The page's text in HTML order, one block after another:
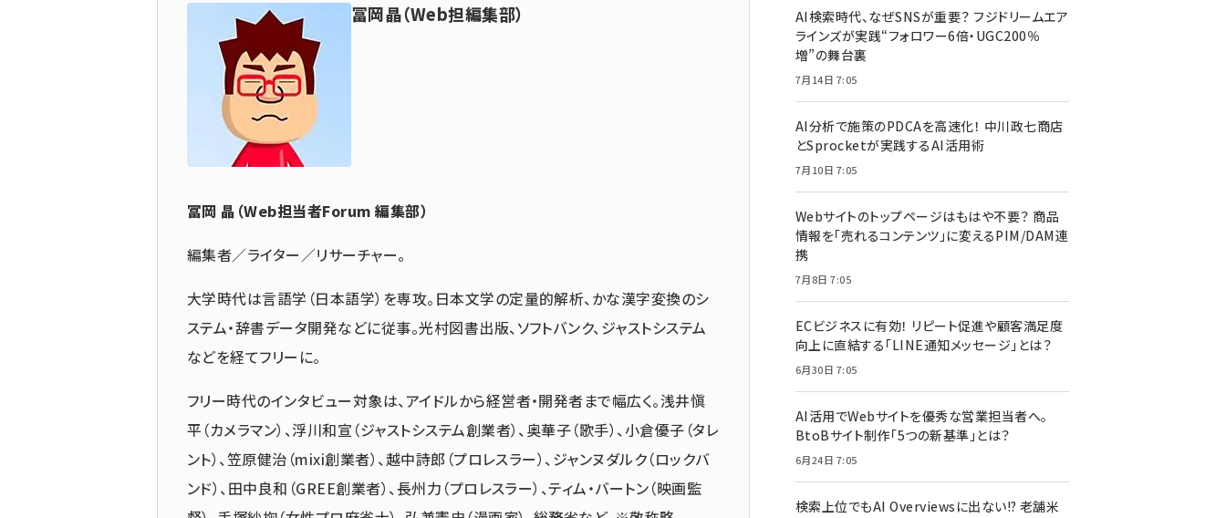
冨岡晶（Web担編集部）
冨岡 晶（Web担当者Forum 編集部）
編集者／ライター／リサーチャー。
大学時代は言語学（日本語学）を専攻。日本文学の定量的解析、かな漢字変換のシ
ステム・辞書データ開発などに従事。光村図書出版、ソフトバンク、ジャストシステム
などを経てフリーに。
フリー時代のインタビュー対象は、アイドルから経営者・開発者まで幅広く。浅井愼
平（カメラマン）、浮川和宣（ジャストシステム創業者）、奥華子（歌手）、小倉優子（タレ
ント）、笠原健治（mixi創業者）、越中詩郎（プロレスラー）、ジャンヌダルク（ロックバ
ンド）、田中良和（GREE創業者）、長州力（プロレスラー）、ティム・バートン（映画監
AI検索時代、なぜSNSが重要？ フジドリームエア
ラインズが実践“フォロワー6倍・UGC200％
増”の舞台裏
7月14日 7:05
AI分析で施策のPDCAを高速化！ 中川政七商店
とSprocketが実践するAI活用術
7月10日 7:05
Webサイトのトップページはもはや不要？ 商品
情報を「売れるコンテンツ」に変えるPIM/DAM連
携
7月8日 7:05
ECビジネスに有効！ リピート促進や顧客満足度
向上に直結する「LINE通知メッセージ」とは？
6月30日 7:05
AI活用でWebサイトを優秀な営業担当者へ。
BtoBサイト制作「5つの新基準」とは？
6月24日 7:05
検索上位でもAI Overviewsに出ない!? 老舗米